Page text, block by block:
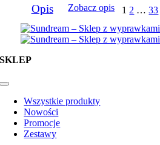
Opis Zobacz opis 1 2 … 33
SKLEP
Toggle
NavigationWszystkie produkty
Nowości
Promocje
Zestawy